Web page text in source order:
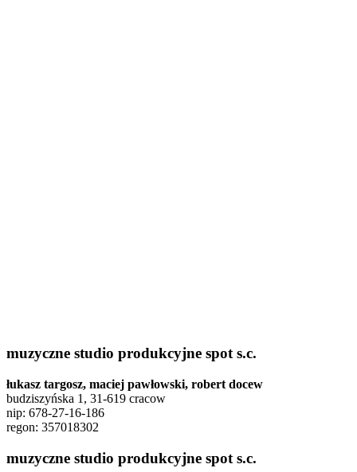
muzyczne studio produkcyjne spot s.c.
łukasz targosz, maciej pawłowski, robert docew
budziszyńska 1, 31-619 cracow
nip: 678-27-16-186
regon: 357018302
muzyczne studio produkcyjne spot s.c.